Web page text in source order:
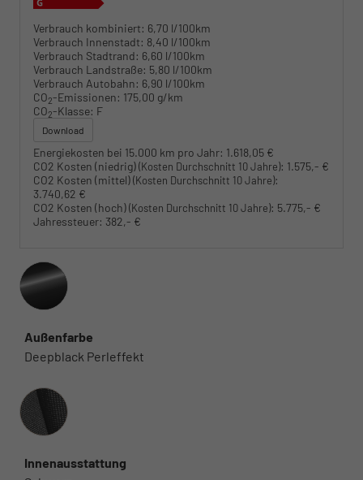
Verbrauch kombiniert: 6,70 l/100km
Verbrauch Innenstadt: 8,40 l/100km
Verbrauch Stadtrand: 6,60 l/100km
Verbrauch Landstraße: 5,80 l/100km
Verbrauch Autobahn: 6,90 l/100km
CO2-Emissionen: 175,00 g/km
CO2-Klasse: F
Download
Energiekosten bei 15.000 km pro Jahr: 1.618,05 €
CO2 Kosten (niedrig)(Kosten Durchschnitt 10 Jahre): 1.575,- €
CO2 Kosten (mittel)(Kosten Durchschnitt 10 Jahre):
3.740,62 €
CO2 Kosten (hoch)(Kosten Durchschnitt 10 Jahre): 5.775,- €
Jahressteuer: 382,- €
Außenfarbe
Deepblack Perleffekt
Innenausstattung
Innenausstattung